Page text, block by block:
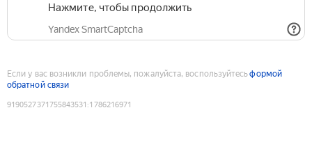
Нажмите, чтобы продолжить
Yandex SmartCaptcha
Если у вас возникли проблемы, пожалуйста, воспользуйтесьформой
обратной связи
9190527371755843531 :1786216971